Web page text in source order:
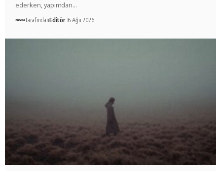
ederken, yapımdan…
TarafındanEditör 6 Ağu 2026